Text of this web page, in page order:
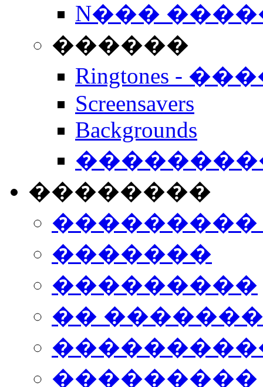
N���
������
Ringtones -
Screensavers
Backgrounds
��������
���������
�������
���������
��
���������